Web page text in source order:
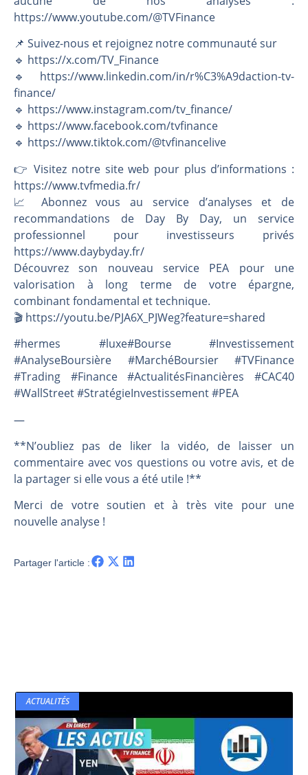
https://www.youtube.com/@TVFinance
📌 Suivez-nous et rejoignez notre communauté sur
🔹 https://x.com/TV_Finance
🔹 https://www.linkedin.com/in/r%C3%A9daction-tv-
finance/
🔹 https://www.instagram.com/tv_finance/
🔹 https://www.facebook.com/tvfinance
🔹 https://www.tiktok.com/@tvfinancelive
👉️ Visitez notre site web pour plus d’informations :
https://www.tvfmedia.fr/
📈 Abonnez vous au service d’analyses et de
recommandations de Day By Day, un service
professionnel pour investisseurs privés
https://www.daybyday.fr/
Découvrez son nouveau service PEA pour une
valorisation à long terme de votre épargne,
combinant fondamental et technique.
🎬️ https://youtu.be/PJA6X_PJWeg?feature=shared
#hermes #luxe#Bourse #Investissement
#AnalyseBoursière #MarchéBoursier #TVFinance
#Trading #Finance #ActualitésFinancières #CAC40
#WallStreet #StratégieInvestissement #PEA
—
**N’oubliez pas de liker la vidéo, de laisser un
commentaire avec vos questions ou votre avis, et de
la partager si elle vous a été utile !**
Merci de votre soutien et à très vite pour une
nouvelle analyse !
Partager l'article :
ACTUALITÉS